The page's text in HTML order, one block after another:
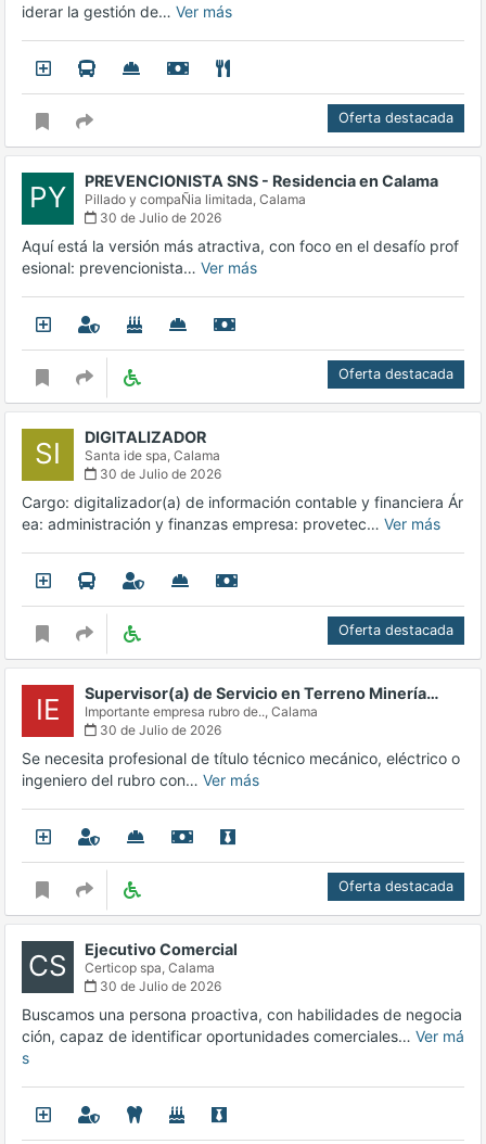
iderar la gestión de… Ver más
Oferta destacada
PY PREVENCIONISTA SNS - Residencia en Calama
Pillado y compaÑia limitada, Calama
30 de Julio de 2026
Aquí está la versión más atractiva, con foco en el desafío prof
esional: prevencionista… Ver más
Oferta destacada
SI DIGITALIZADOR
Santa ide spa, Calama
30 de Julio de 2026
Cargo: digitalizador(a) de información contable y financiera Ár
ea: administración y finanzas empresa: provetec… Ver más
Oferta destacada
IE Supervisor(a) de Servicio en Terreno Minería…
Importante empresa rubro de.., Calama
30 de Julio de 2026
Se necesita profesional de título técnico mecánico, eléctrico o
ingeniero del rubro con… Ver más
Oferta destacada
CS Ejecutivo Comercial
Certicop spa, Calama
30 de Julio de 2026
Buscamos una persona proactiva, con habilidades de negocia
ción, capaz de identificar oportunidades comerciales… Ver má
s